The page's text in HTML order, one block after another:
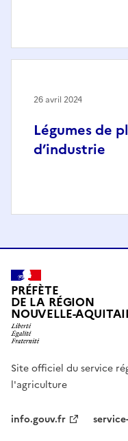
Légumes de
d’industrie
26 avril 2024
PRÉFÈTE
DE LA RÉGION
NOUVELLE-
Site officiel du service
l'agriculture
info.gouv.fr